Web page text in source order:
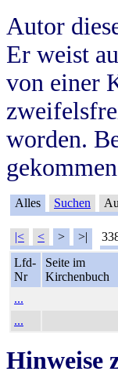
Autor
Er weist
von einer
worden.
Alles Suchen
|< < > >|
Lfd-
Nr
Seite im
Kirchenbuch
...
...
Hinweise